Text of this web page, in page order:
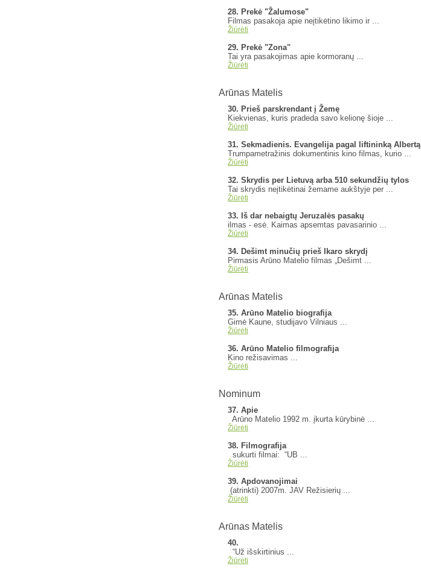
28. Prekė "Žalumose"
Filmas pasakoja apie neįtikėtino likimo ir ...
Žiūrėti
29. Prekė "Zona"
Tai yra pasakojimas apie kormoranų ...
Žiūrėti
Arūnas Matelis
30. Prieš parskrendant į Žemę
Kiekvienas, kuris pradeda savo kelionę šioje ...
Žiūrėti
31. Sekmadienis. Evangelija pagal liftininką Albertą
Trumpametražinis dokumentinis kino filmas, kurio ...
Žiūrėti
32. Skrydis per Lietuvą arba 510 sekundžių tylos
Tai skrydis neįtikėtinai žemame aukštyje per ...
Žiūrėti
33. Iš dar nebaigtų Jeruzalės pasakų
ilmas - esė. Kaimas apsemtas pavasarinio ...
Žiūrėti
34. Dešimt minučių prieš Ikaro skrydį
Pirmasis Arūno Matelio filmas „Dešimt ...
Žiūrėti
Arūnas Matelis
35. Arūno Matelio biografija
Gimė Kaune, studijavo Vilniaus ...
Žiūrėti
36. Arūno Matelio filmografija
Kino režisavimas ...
Žiūrėti
Nominum
37. Apie
Arūno Matelio 1992 m. įkurta kūrybinė ...
Žiūrėti
38. Filmografija
sukurti filmai: “UB ...
Žiūrėti
39. Apdovanojimai
(atrinkti) 2007m. JAV Režisierių ...
Žiūrėti
Arūnas Matelis
40.
“Už išskirtinius ...
Žiūrėti